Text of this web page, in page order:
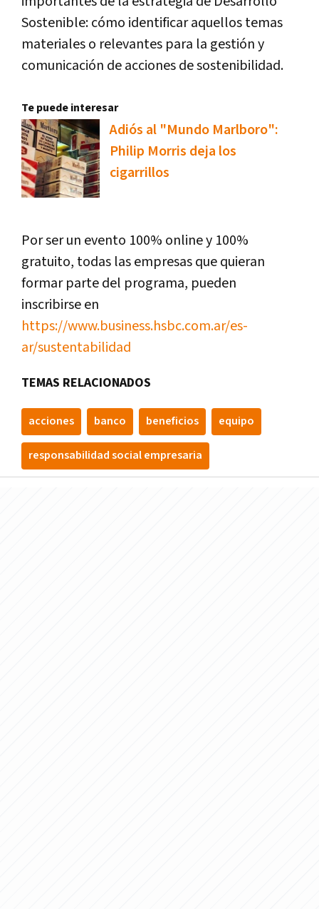
Sostenible: cómo identificar aquellos temas
materiales o relevantes para la gestión y
comunicación de acciones de sostenibilidad.
Te puede interesar
Adiós al "Mundo Marlboro":
Philip Morris deja los
cigarrillos
Por ser un evento 100% online y 100%
gratuito, todas las empresas que quieran
formar parte del programa, pueden
inscribirse en
https://www.business.hsbc.com.ar/es-
ar/sustentabilidad
TEMAS RELACIONADOS
acciones banco beneficios equipo
responsabilidad social empresaria